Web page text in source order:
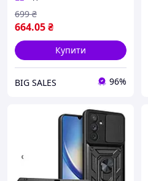
664.05₴
699 ₴
Купити
BIG SALES 96%